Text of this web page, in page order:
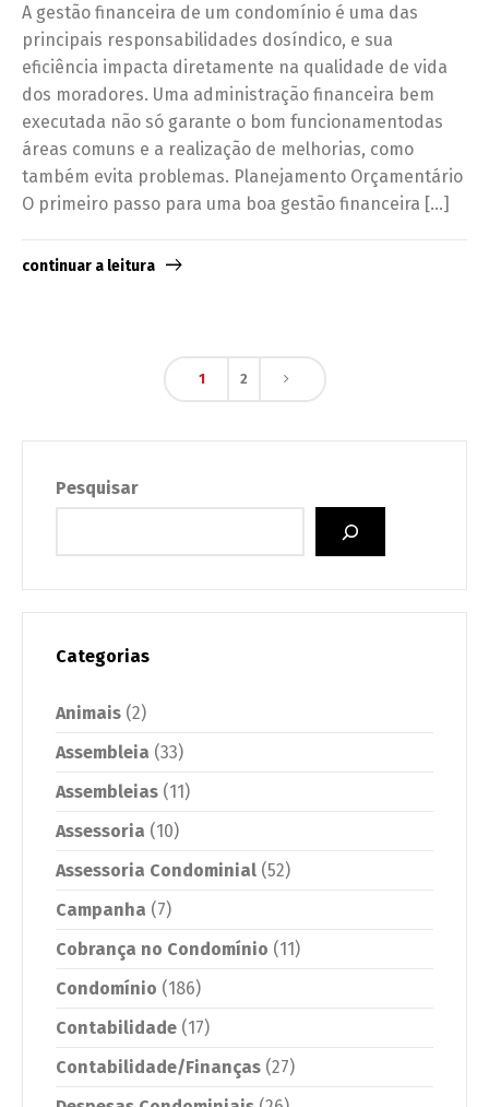
A gestão financeira de um condomínio é uma das
principais responsabilidades dosíndico, e sua
eficiência impacta diretamente na qualidade de vida
dos moradores. Uma administração financeira bem
executada não só garante o bom funcionamentodas
áreas comuns e a realização de melhorias, como
também evita problemas. Planejamento Orçamentário
O primeiro passo para uma boa gestão financeira […]
continuar a leitura
1 2
Pesquisar
Categorias
Animais (2)
Assembleia (33)
Assembleias (11)
Assessoria (10)
Assessoria Condominial (52)
Campanha (7)
Cobrança no Condomínio (11)
Condomínio (186)
Contabilidade (17)
Contabilidade/Finanças (27)